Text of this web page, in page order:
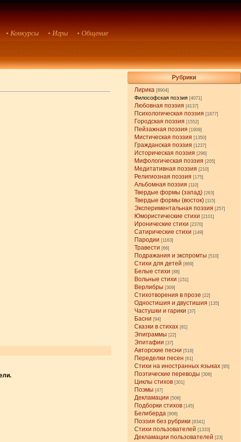
• Конкурсы • Игры • Общение
Рубрики
Лирика [8904]
Философская поэзия [4071]
Любовная поэзия [4137]
Психологическая поэзия [1877]
Городская поэзия [1552]
Пейзажная поэзия [1909]
Мистическая поэзия [1350]
Гражданская поэзия [1237]
Историческая поэзия [296]
Мифологическая поэзия [205]
Медитативная поэзия [210]
Религиозная поэзия [175]
Альбомная поэзия [110]
Твердые формы (запад) [263]
Твердые формы (восток) [115]
Экспериментальная поэзия [257]
Юмористические стихи [2101]
Иронические стихи [2370]
Сатирические стихи [149]
Пародии [1163]
Травести [66]
Подражания и экспромты [510]
Стихи для детей [869]
Белые стихи [88]
Вольные стихи [151]
Верлибры [309]
Стихотворения в прозе [22]
Одностишия и двустишия [135]
Частушки и гарики [37]
Басни [94]
Сказки в стихах [81]
Эпиграммы [22]
Эпитафии [37]
Авторские песни [516]
Переделки песен [61]
Стихи на иностранных языках [95]
Поэтические переводы [306]
Циклы стихов [301]
Поэмы [47]
Декламации [506]
Подборки стихов [145]
Белиберда [906]
Поэзия без рубрики [8341]
Стихи пользователей [1333]
Декламации пользователей [23]